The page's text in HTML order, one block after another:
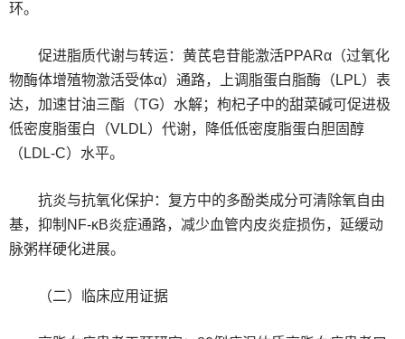
环。
促进脂质代谢与转运：黄芪皂苷能激活PPARα（过氧化
物酶体增殖物激活受体α）通路，上调脂蛋白脂酶（LPL）表
达，加速甘油三酯（TG）水解；枸杞子中的甜菜碱可促进极
低密度脂蛋白（VLDL）代谢，降低低密度脂蛋白胆固醇
（LDL-C）水平。
抗炎与抗氧化保护：复方中的多酚类成分可清除氧自由
基，抑制NF-κB炎症通路，减少血管内皮炎症损伤，延缓动
脉粥样硬化进展。
（二）临床应用证据